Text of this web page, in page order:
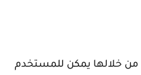
من خلالها يمكن للمستخدم